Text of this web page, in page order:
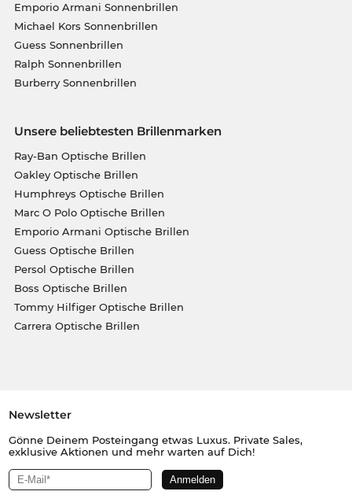
Emporio Armani Sonnenbrillen
Michael Kors Sonnenbrillen
Guess Sonnenbrillen
Ralph Sonnenbrillen
Burberry Sonnenbrillen
Unsere beliebtesten Brillenmarken
Ray-Ban Optische Brillen
Oakley Optische Brillen
Humphreys Optische Brillen
Marc O Polo Optische Brillen
Emporio Armani Optische Brillen
Guess Optische Brillen
Persol Optische Brillen
Boss Optische Brillen
Tommy Hilfiger Optische Brillen
Carrera Optische Brillen
Newsletter
Gönne Deinem Posteingang etwas Luxus. Private Sales,
exklusive Aktionen und mehr warten auf Dich!